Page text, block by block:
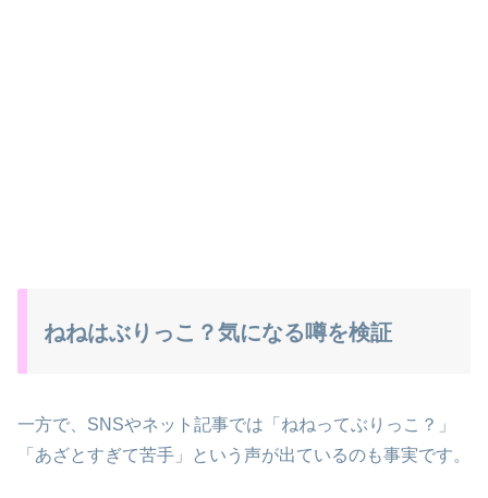
ねねはぶりっこ？気になる噂を検証
一方で、SNSやネット記事では「ねねってぶりっこ？」
「あざとすぎて苦手」という声が出ているのも事実です。